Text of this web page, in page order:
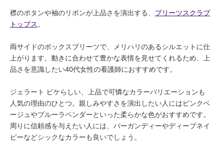
襟のボタンや袖のリボンが上品さを演出する、 プリーツスクラブ
トップス 。
両サイドのボックスプリーツで、メリハリのあるシルエットに仕
上がります。動きに合わせて豊かな表情を見せてくれるため、上
品さを意識したい40代女性の看護師におすすめです。
ジェラート ピケらしい、上品で可憐なカラーバリエーションも
人気の理由のひとつ。親しみやすさを演出したい人にはピンクベ
ージュやブルーラベンダーといった柔らかな色がおすすめです。
周りに信頼感を与えたい人には、バーガンディーやディープネイ
ビーなどシックなカラーも良いでしょう。